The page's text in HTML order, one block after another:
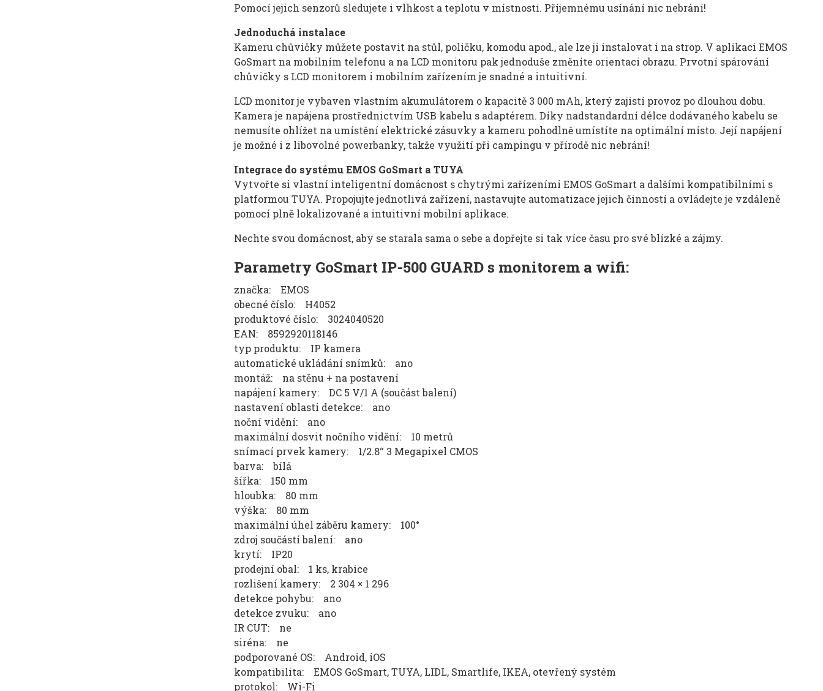
Pomocí jejich senzorů sledujete i vlhkost a teplotu v místnosti. Příjemnému usínání nic nebrání!
Jednoduchá instalace
Kameru chůvičky můžete postavit na stůl, poličku, komodu apod., ale lze ji instalovat i na strop. V aplikaci EMOS
GoSmart na mobilním telefonu a na LCD monitoru pak jednoduše změníte orientaci obrazu. Prvotní spárování
chůvičky s LCD monitorem i mobilním zařízením je snadné a intuitivní.
LCD monitor je vybaven vlastním akumulátorem o kapacitě 3 000 mAh, který zajistí provoz po dlouhou dobu.
Kamera je napájena prostřednictvím USB kabelu s adaptérem. Díky nadstandardní délce dodávaného kabelu se
nemusíte ohlížet na umístění elektrické zásuvky a kameru pohodlně umístíte na optimální místo. Její napájení
je možné i z libovolné powerbanky, takže využití při campingu v přírodě nic nebrání!
Integrace do systému EMOS GoSmart a TUYA
Vytvořte si vlastní inteligentní domácnost s chytrými zařízeními EMOS GoSmart a dalšími kompatibilními s
platformou TUYA. Propojujte jednotlivá zařízení, nastavujte automatizace jejich činností a ovládejte je vzdáleně
pomocí plně lokalizované a intuitivní mobilní aplikace.
Nechte svou domácnost, aby se starala sama o sebe a dopřejte si tak více času pro své blízké a zájmy.
Parametry GoSmart IP-500 GUARD s monitorem a wifi:
značka: EMOS
obecné číslo: H4052
produktové číslo: 3024040520
EAN: 8592920118146
typ produktu: IP kamera
automatické ukládání snímků: ano
montáž: na stěnu + na postavení
napájení kamery: DC 5 V/1 A (součást balení)
nastavení oblasti detekce: ano
noční vidění: ano
maximální dosvit nočního vidění: 10 metrů
snímací prvek kamery: 1/2.8‘‘ 3 Megapixel CMOS
barva: bílá
šířka: 150 mm
hloubka: 80 mm
výška: 80 mm
maximální úhel záběru kamery: 100°
zdroj součástí balení: ano
krytí: IP20
prodejní obal: 1 ks, krabice
rozlišení kamery: 2 304 × 1 296
detekce pohybu: ano
detekce zvuku: ano
IR CUT: ne
siréna: ne
podporované OS: Android, iOS
kompatibilita: EMOS GoSmart, TUYA, LIDL, Smartlife, IKEA, otevřený systém
protokol: Wi-Fi